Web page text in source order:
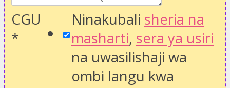
CGU
*
Ninakubali sheria na
masharti, sera ya usiri
na uwasilishaji wa
ombi langu kwa